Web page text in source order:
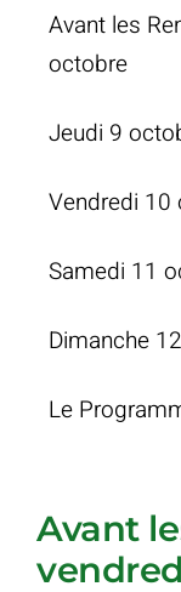
Avant les
octobre
Jeudi 9
Vendredi 10
Samedi 11
Dimanche
Le
Avant